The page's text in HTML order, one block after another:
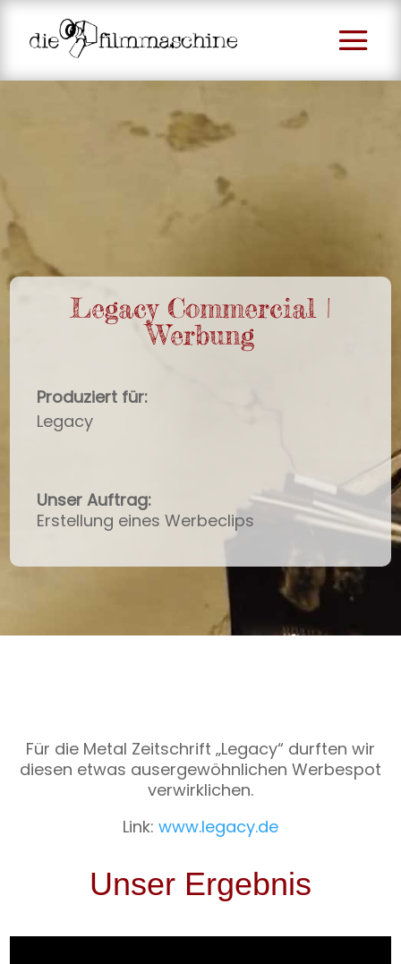
Legacy Commercial |
Werbung
Produziert für:
Legacy
Unser Auftrag:
Erstellung eines Werbeclips
Für die Metal Zeitschrift „Legacy“ durften wir
diesen etwas ausergewöhnlichen Werbespot
verwirklichen.
Link: www.legacy.de
Unser Ergebnis